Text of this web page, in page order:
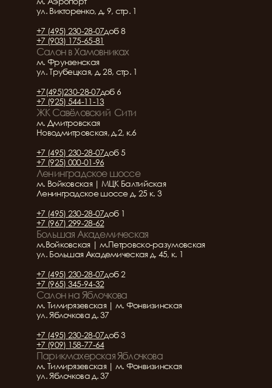
ул. Викторенко, д. 9, стр. 1
+7 (495) 230-28-07доб 8
+7 (903) 175-65-81
Салон в Хамовниках
м. Фрунзенская
ул. Трубецкая, д. 28, стр. 1
+7(495)230-28-07доб 6
+7 (925) 544-11-13
ЖК Савёловский  Сити
м. Дмитровская
Новодмитровская, д.2, к.6
+7 (495) 230-28-07доб 5
+7 (925) 000-01-96
Ленинградское шоссе
м. Войковская | МЦК Балтийская
Ленинградское шоссе д. 25 к. 3
+7 (495) 230-28-07доб 1
+7 (967) 299-28-62
Большая Академическая
м.Войковская | м.Петровско-разумовская
ул. Большая Академическая д. 45, к. 1
+7 (495) 230-28-07доб 2
+7 (965) 345-94-32
Салон на Яблочкова
м. Тимирязевская | м. Фонвизинская
ул. Яблочкова д. 37
+7 (495) 230-28-07доб 3
+7 (909) 158-77-64
Парикмахерская Яблочкова
м. Тимирязевская | м. Фонвизинская
ул. Яблочкова д. 37